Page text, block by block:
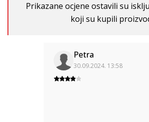
Prikazane ocjene ostavili su
koji su kupili
Petra
30.09.2024. 13:58